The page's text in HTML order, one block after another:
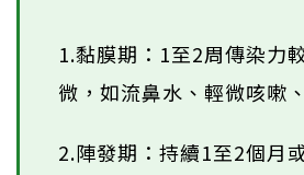
1.黏膜期：1至2周傳染力
微，如流鼻水、輕微咳嗽
2.陣發期：持續1至2個月